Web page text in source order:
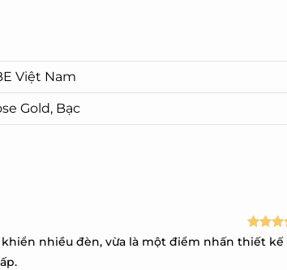
Việt Nam
Gold, Bạc
Được xếp
nhiều đèn, vừa là một điểm nhấn thiết kế